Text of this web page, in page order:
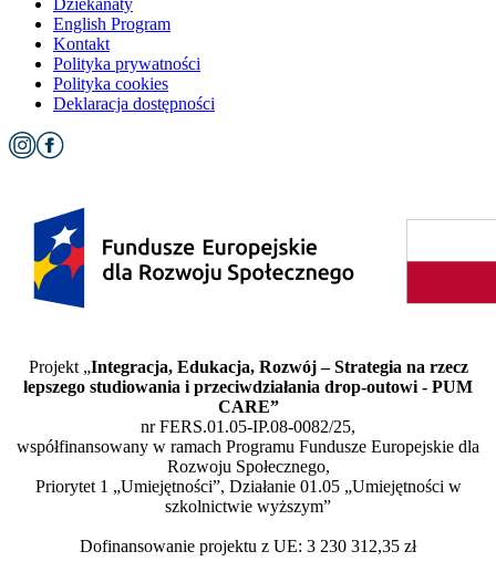
English Program
Kontakt
Polityka prywatności
Polityka cookies
Deklaracja dostępności
Projekt „Integracja, Edukacja, Rozwój – Strategia na rzecz
lepszego studiowania i przeciwdziałania drop-outowi - PUM
CARE”
nr FERS.01.05-IP.08-0082/25,
współfinansowany w ramach Programu Fundusze Europejskie dla
Rozwoju Społecznego,
Priorytet 1 „Umiejętności”, Działanie 01.05 „Umiejętności w
szkolnictwie wyższym”
Dofinansowanie projektu z UE: 3 230 312,35 zł